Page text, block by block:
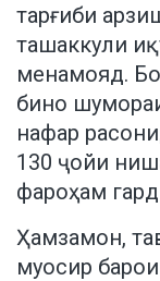
тарғиби
ташаккули
менамояд.
бино
нафар
130 ҷойи
фароҳам
Ҳамзамон,
муосир